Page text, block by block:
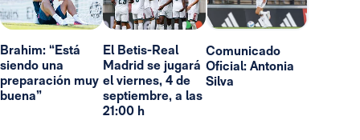
Brahim: “Está
siendo una
preparación muy
buena”
El Betis-Real
Madrid se jugará
el viernes, 4 de
septiembre, a las
21:00 h
Comunicado
Oficial: Antonia
Silva